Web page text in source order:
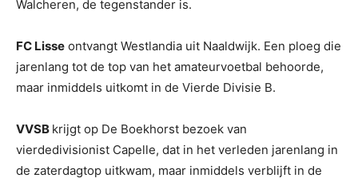
Walcheren, de tegenstander is.
FC Lisse ontvangt Westlandia uit Naaldwijk. Een ploeg die
jarenlang tot de top van het amateurvoetbal behoorde,
maar inmiddels uitkomt in de Vierde Divisie B.
VVSB krijgt op De Boekhorst bezoek van
vierdedivisionist Capelle, dat in het verleden jarenlang in
de zaterdagtop uitkwam, maar inmiddels verblijft in de